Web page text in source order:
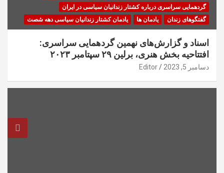
گردهمایی سراسری درباره کشتار زندانیان سیاسی در ایران
گفتگوهای زندان
یادمان ها یادمان کشتار زندانیان سیاسی دهه شصت
اسناد و گزارش‌های نهمین گردهمایی سراسری:
افتتاحیه بخش هنری، برلین ۲۹ سپتامبر ۲۰۲۳
دسامبر 5, 2023 Editor